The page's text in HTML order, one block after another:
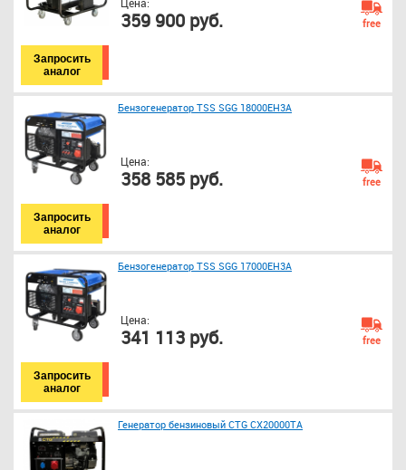
359 900 руб.
Запросить
аналог
free
Бензогенератор TSS SGG 18000EH3A
Цена:
358 585 руб.
Запросить
аналог
free
Бензогенератор TSS SGG 17000EH3A
Цена:
341 113 руб.
Запросить
аналог
free
Генератор бензиновый CTG CX20000TA